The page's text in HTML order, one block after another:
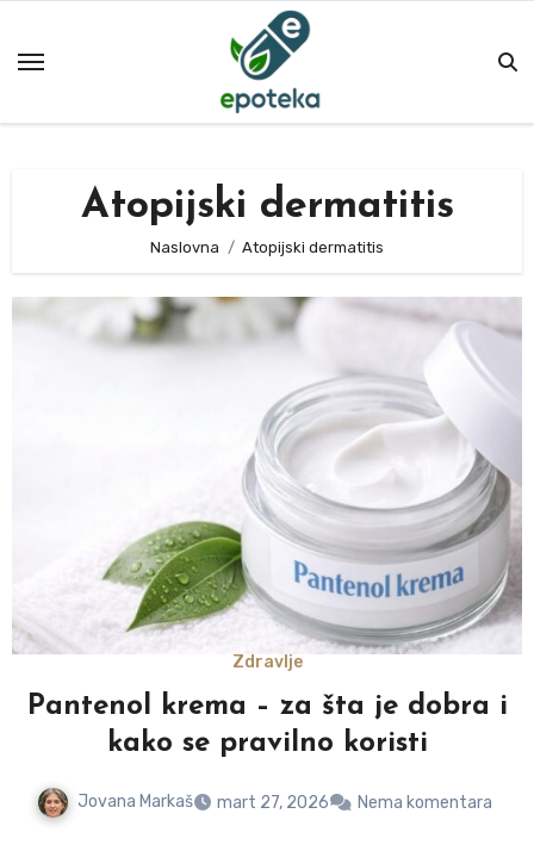
Atopijski dermatitis
Naslovna Atopijski dermatitis
Zdravlje
Pantenol krema – za šta je dobra i
kako se pravilno koristi
Jovana Markaš mart 27, 2026 Nema komentara